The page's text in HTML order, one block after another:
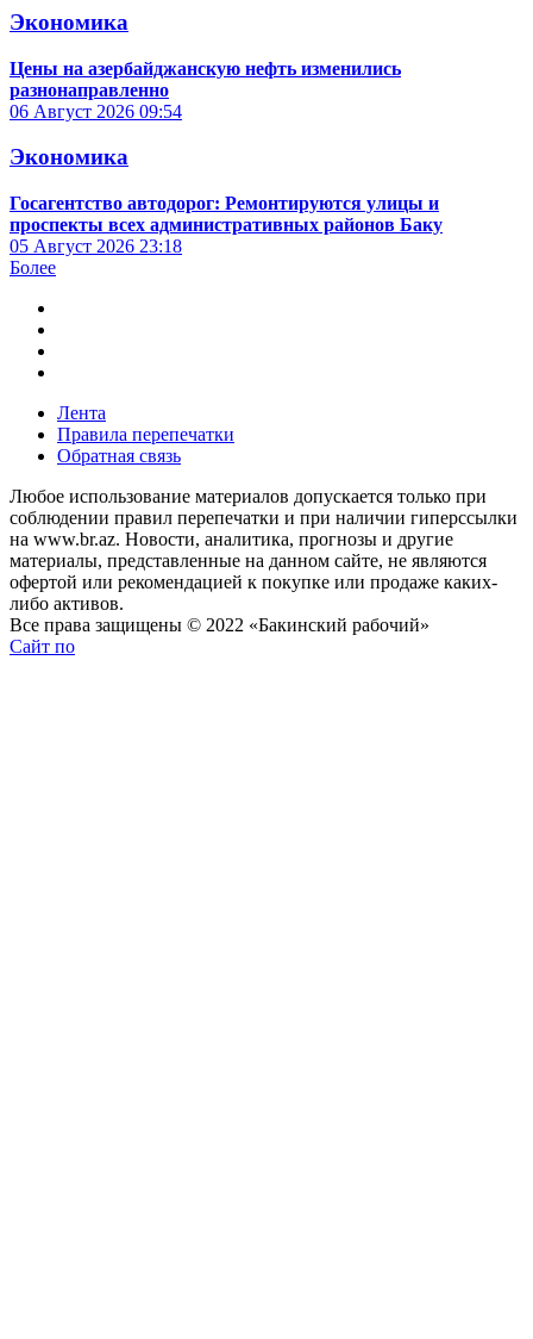
Экономика
Цены на азербайджанскую нефть изменились
разнонаправленно
06 Август 2026 09:54
Экономика
Госагентство автодорог: Ремонтируются улицы и
проспекты всех административных районов Баку
05 Август 2026 23:18
Более
Лента
Правила перепечатки
Обратная связь
Любое использование материалов допускается только при
соблюдении правил перепечатки и при наличии гиперссылки
на www.br.az. Новости, аналитика, прогнозы и другие
материалы, представленные на данном сайте, не являются
офертой или рекомендацией к покупке или продаже каких-
либо активов.
Все права защищены © 2022 «Бакинский рабочий»
Сайт по